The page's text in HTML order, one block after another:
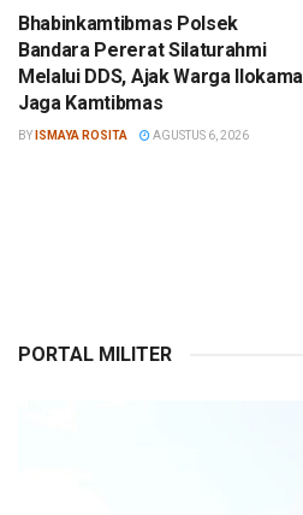
Bhabinkamtibmas Polsek
Bandara Pererat Silaturahmi
Melalui DDS, Ajak Warga Ilokama
Jaga Kamtibmas
BY ISMAYA ROSITA AGUSTUS 6, 2026
PORTAL MILITER